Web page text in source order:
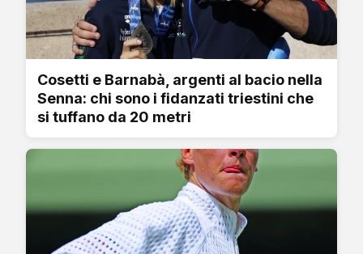
Cosetti e Barnabà, argenti al bacio nella
Senna: chi sono i fidanzati triestini che
si tuffano da 20 metri